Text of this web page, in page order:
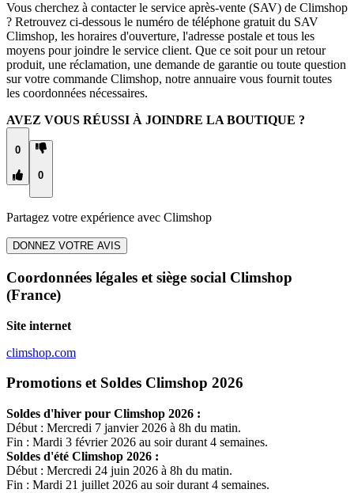
Vous cherchez à contacter le service après-vente (SAV) de Climshop
? Retrouvez ci-dessous le numéro de téléphone gratuit du SAV
Climshop, les horaires d'ouverture, l'adresse postale et tous les
moyens pour joindre le service client. Que ce soit pour un retour
produit, une réclamation, une demande de garantie ou toute question
sur votre commande Climshop, notre annuaire vous fournit toutes
les coordonnées nécessaires.
AVEZ VOUS RÉUSSI À JOINDRE LA BOUTIQUE ?
0
0
Partagez votre expérience avec Climshop
DONNEZ VOTRE AVIS
Coordonnées légales et siège social Climshop
(France)
Site internet
climshop.com
Promotions et Soldes Climshop 2026
Soldes d'hiver pour Climshop 2026 :
Début : Mercredi 7 janvier 2026 à 8h du matin.
Fin : Mardi 3 février 2026 au soir durant 4 semaines.
Soldes d'été Climshop 2026 :
Début : Mercredi 24 juin 2026 à 8h du matin.
Fin : Mardi 21 juillet 2026 au soir durant 4 semaines.